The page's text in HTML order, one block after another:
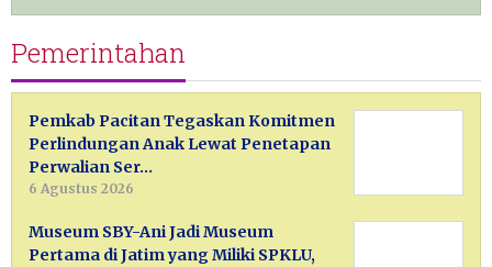
Pemerintahan
Pemkab Pacitan Tegaskan Komitmen
Perlindungan Anak Lewat Penetapan
Perwalian Ser…
6 Agustus 2026
Museum SBY-Ani Jadi Museum
Pertama di Jatim yang Miliki SPKLU,